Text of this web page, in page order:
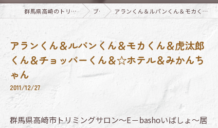
群馬県高崎のトリミングならTrimming Salon E-basho ブログ アランくん＆ルパンくん＆モカくん＆虎汰郎くん＆チョッパーくん＆☆ホテル＆みかんちゃん
アランくん＆ルパンくん＆モカくん＆虎汰郎
くん＆チョッパーくん＆☆ホテル＆みかんち
ゃん
2011/12/27
群馬県高崎市トリミングサロン～E－bashoいばしょ～居